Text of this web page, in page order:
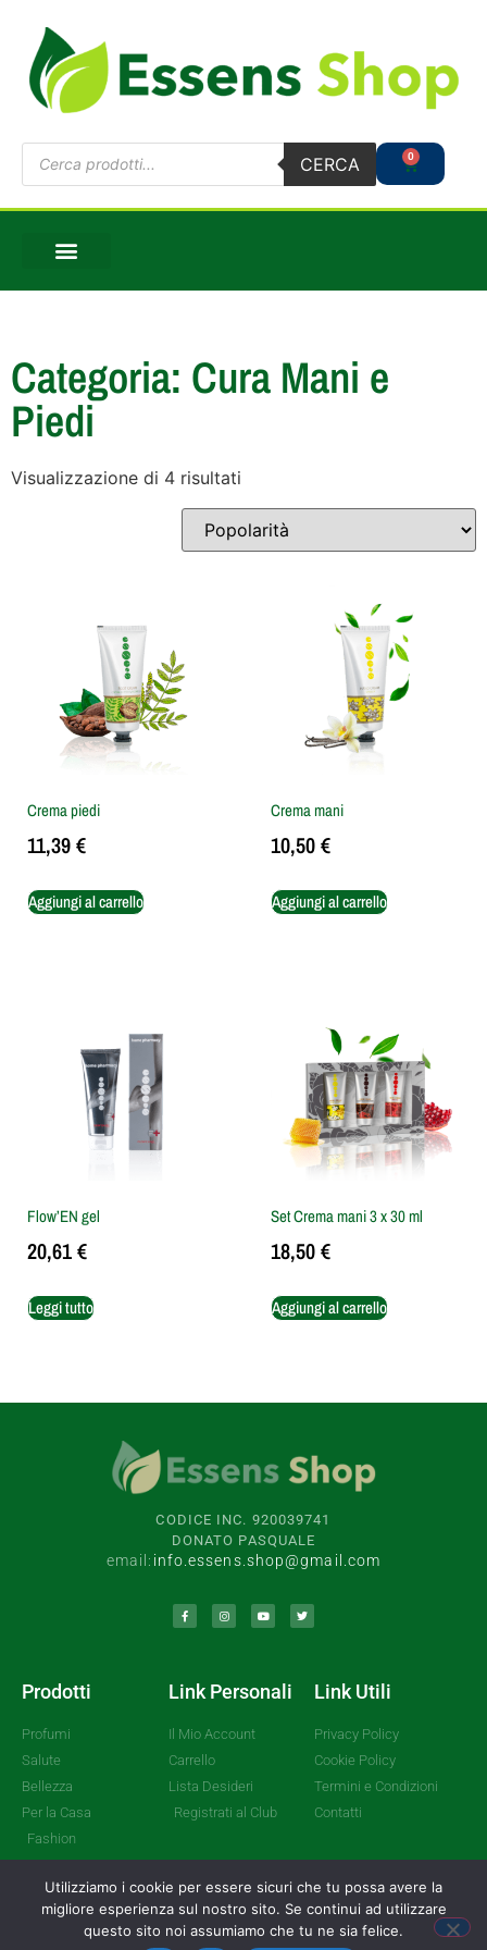
CERCA 0
Categoria: Cura Mani e
Piedi
Visualizzazione di 4 risultati
Crema piedi
11,39€
Aggiungi al carrello
Crema mani
10,50€
Aggiungi al carrello
Flow’EN gel
20,61€
Leggi tutto
Set Crema mani 3 x 30 ml
18,50€
Aggiungi al carrello
CODICE INC. 920039741
DONATO PASQUALE
email: info.essens.shop@gmail.com
Prodotti
Profumi
Salute
Bellezza
Per la Casa
Fashion
Link Personali
Il Mio Account
Carrello
Lista Desideri
Registrati al Club
Link Utili
Privacy Policy
Cookie Policy
Termini e Condizioni
Contatti
© 2022 All rights reserved
Utilizziamo i cookie per essere sicuri che tu possa avere la
migliore esperienza sul nostro sito. Se continui ad utilizzare
questo sito noi assumiamo che tu ne sia felice.